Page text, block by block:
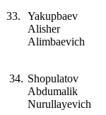
33.
Yakupbaev
Alisher
Alimbaevich
34. Shopulatov
Abdumalik
Nurullayevich